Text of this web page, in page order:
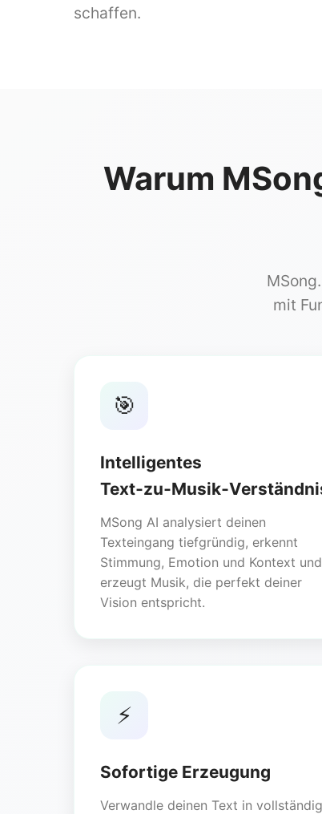
schaffen.
Warum
mit
🎯
Intelligentes
MSong AI analysiert deinen
Texteingang tiefgründig, erkennt
Stimmung, Emotion und Kontext und
erzeugt Musik, die perfekt deiner
Vision entspricht.
⚡
Sofortige Erzeugung
Verwandle deinen Text in